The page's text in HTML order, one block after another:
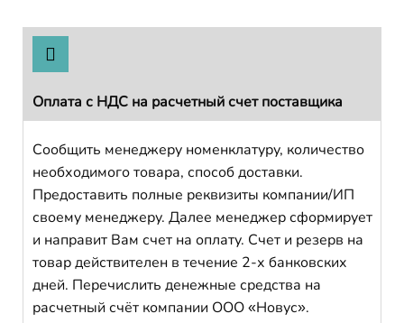
Оплата с НДС на расчетный счет поставщика
Сообщить менеджеру номенклатуру, количество
необходимого товара, способ доставки.
Предоставить полные реквизиты компании/ИП
своему менеджеру. Далее менеджер сформирует
и направит Вам счет на оплату. Счет и резерв на
товар действителен в течение 2-х банковских
дней. Перечислить денежные средства на
расчетный счёт компании ООО «Новус».